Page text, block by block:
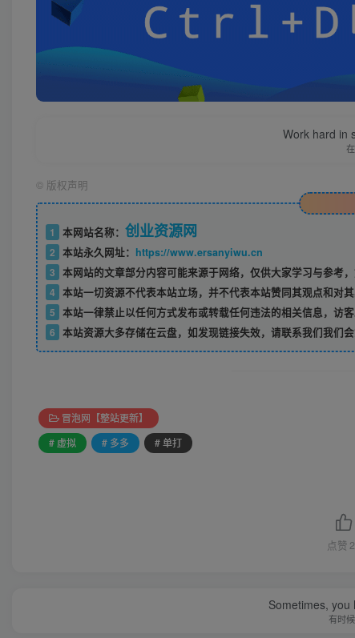
Work hard in
© 版权声明
1 本网站名称： 创业资源网
2 本站永久网址： https://www.ersanyiwu.cn
3 本网站的文章部分内容可能来源于网络，仅供大家学习与参考
4 本站一切资源不代表本站立场，并不代表本站赞同其观点和对其
5 本站一律禁止以任何方式发布或转载任何违法的相关信息，访
6 本站资源大多存储在云盘，如发现链接失效，请联系我们我们会
冒泡网【整站更新】
# 虚拟
# 多多 # 单打
点赞
Sometimes,
有时